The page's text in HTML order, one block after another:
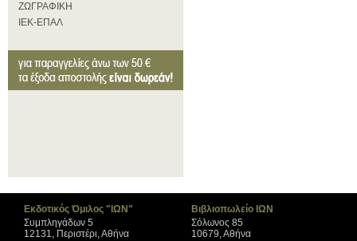
ΖΩΓΡΑΦΙΚΗ
ΙΕΚ-ΕΠΑΛ
Εκδοτικός Όμιλος "ΙΩΝ"
Συμπληγάδων 5
12131, Περιστέρι, Αθήνα
Βιβλιοπωλείο ΙΩΝ
Σόλωνος 85
10679, Αθήνα